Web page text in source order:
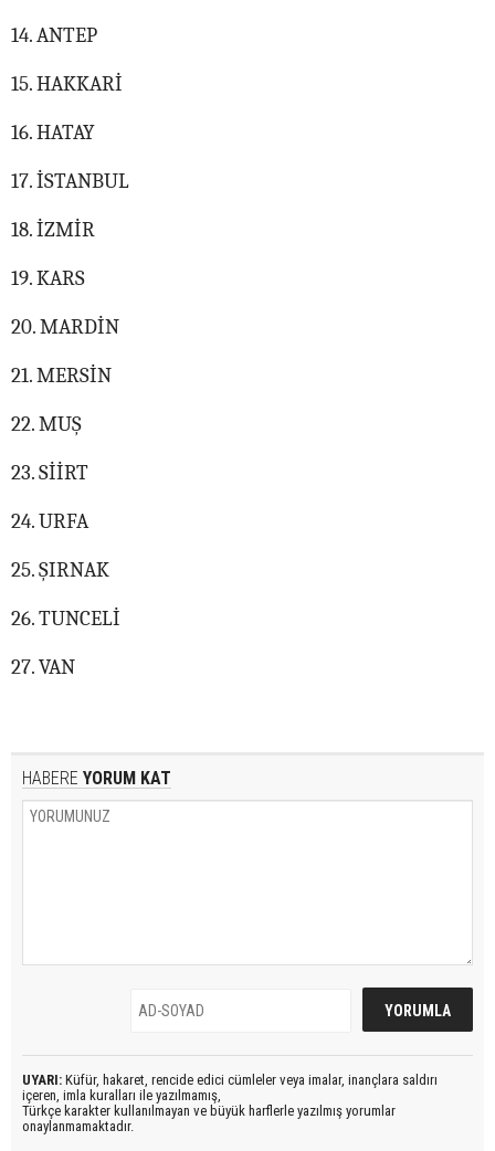
14. ANTEP
15. HAKKARİ
16. HATAY
17. İSTANBUL
18. İZMİR
19. KARS
20. MARDİN
21. MERSİN
22. MUŞ
23. SİİRT
24. URFA
25. ŞIRNAK
26. TUNCELİ
27. VAN
HABERE YORUM KAT
UYARI: Küfür, hakaret, rencide edici cümleler veya imalar, inançlara saldırı
içeren, imla kuralları ile yazılmamış,
Türkçe karakter kullanılmayan ve büyük harflerle yazılmış yorumlar
onaylanmamaktadır.